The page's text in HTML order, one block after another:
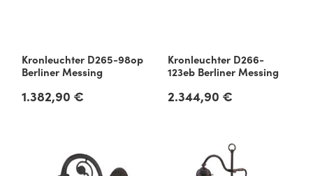
Kronleuchter D265-98op
Berliner Messing
Regulärer Preis:
1.382,90 €
Kronleuchter D266-
123eb Berliner Messing
Regulärer Preis:
2.344,90 €